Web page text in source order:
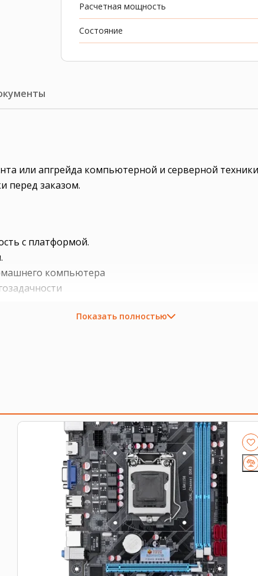
Расчетная мощность
Состояние
или апгрейда компьютерной и серверной
перед заказом.
с платформой.
компьютера
Показать полностью